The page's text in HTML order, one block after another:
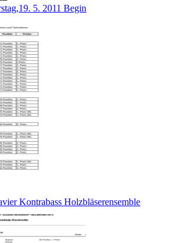
5. 2011 Begin
Kontrabass Holzbläserensemble